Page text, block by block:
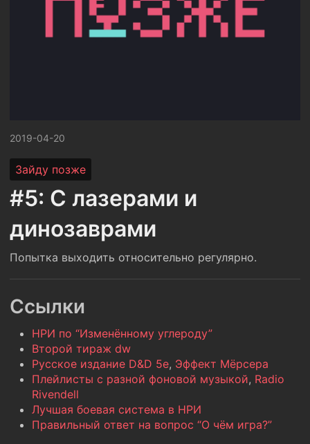
2019-04-20
Зайду позже
#5: С лазерами и
динозаврами
Попытка выходить относительно регулярно.
Ссылки
НРИ по “Изменённому углероду”
Второй тираж dw
Русское издание D&D 5e, Эффект Мёрсера
Плейлисты с разной фоновой музыкой, Radio
Rivendell
Лучшая боевая система в НРИ
Правильный ответ на вопрос “О чём игра?”